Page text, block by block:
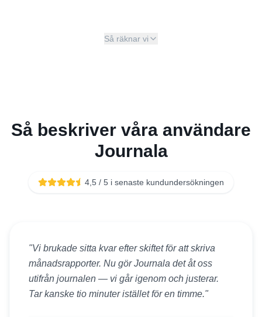
Så räknar vi
Så beskriver våra användare
Journala
4,5 / 5 i senaste kundundersökningen
"Vi brukade sitta kvar efter skiftet för att skriva
månadsrapporter. Nu gör Journala det åt oss
utifrån journalen — vi går igenom och justerar.
Tar kanske tio minuter istället för en timme."